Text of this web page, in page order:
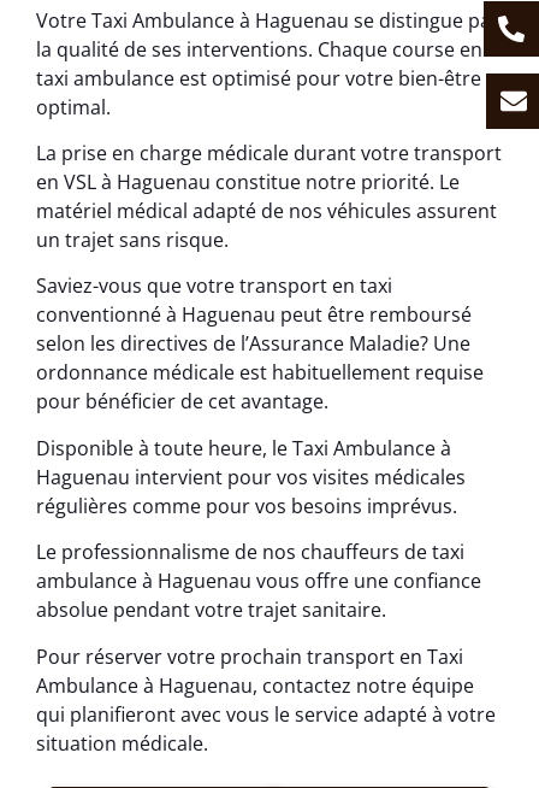
Votre Taxi Ambulance à Haguenau se distingue par
la qualité de ses interventions. Chaque course en
taxi ambulance est optimisé pour votre bien-être
optimal.
La prise en charge médicale durant votre transport
en VSL à Haguenau constitue notre priorité. Le
matériel médical adapté de nos véhicules assurent
un trajet sans risque.
Saviez-vous que votre transport en taxi
conventionné à Haguenau peut être remboursé
selon les directives de l’Assurance Maladie? Une
ordonnance médicale est habituellement requise
pour bénéficier de cet avantage.
Disponible à toute heure, le Taxi Ambulance à
Haguenau intervient pour vos visites médicales
régulières comme pour vos besoins imprévus.
Le professionnalisme de nos chauffeurs de taxi
ambulance à Haguenau vous offre une confiance
absolue pendant votre trajet sanitaire.
Pour réserver votre prochain transport en Taxi
Ambulance à Haguenau, contactez notre équipe
qui planifieront avec vous le service adapté à votre
situation médicale.